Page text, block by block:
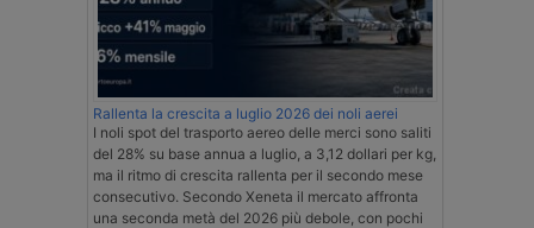
Rallenta la crescita a luglio 2026 dei noli aerei
I noli spot del trasporto aereo delle merci sono saliti
del 28% su base annua a luglio, a 3,12 dollari per kg,
ma il ritmo di crescita rallenta per il secondo mese
consecutivo. Secondo Xeneta il mercato affronta
una seconda metà del 2026 più debole, con pochi